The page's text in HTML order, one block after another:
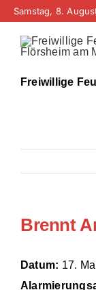
Zum
springen
Samstag, 8.
Freiwillige
Home
Bürgerinfo
Über uns
Brennt
Datum: 17.